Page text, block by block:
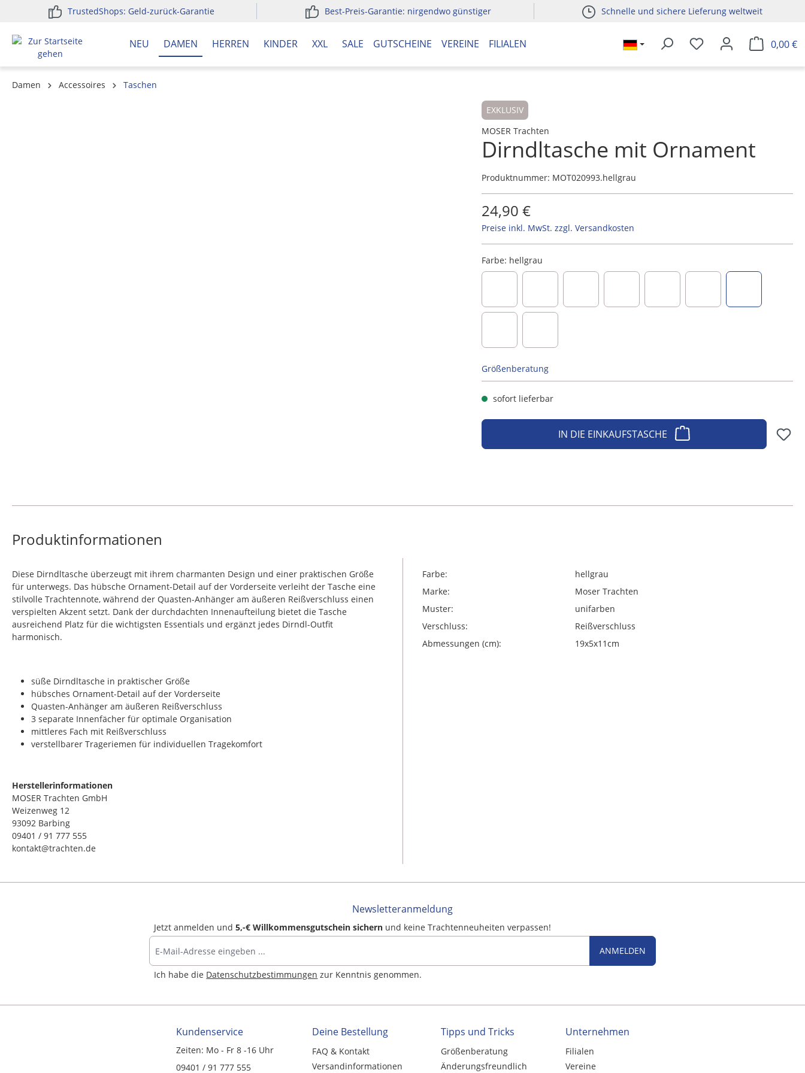
Zur Hauptnavigation springen
TrustedShops: Geld-zurück-Garantie Best-Preis-Garantie: nirgendwo günstiger Schnelle und sichere Lieferung weltweit
NEU DAMEN HERREN KINDER XXL SALE GUTSCHEINE VEREINE FILIALEN 0,00 €
Damen Accessoires
Taschen
EXKLUSIV
MOSER Trachten
Dirndltasche mit Ornament
Produktnummer: MOT020993.hellgrau
24,90 €
Preise inkl. MwSt. zzgl. Versandkosten
Farbe: hellgrau
Größenberatung
sofort lieferbar
IN DIE EINKAUFSTASCHE
Produktinformationen
Diese Dirndltasche überzeugt mit ihrem charmanten Design und einer praktischen Größe
für unterwegs. Das hübsche Ornament-Detail auf der Vorderseite verleiht der Tasche eine
stilvolle Trachtennote, während der Quasten-Anhänger am äußeren Reißverschluss einen
verspielten Akzent setzt. Dank der durchdachten Innenaufteilung bietet die Tasche
ausreichend Platz für die wichtigsten Essentials und ergänzt jedes Dirndl-Outfit
harmonisch.
süße Dirndltasche in praktischer Größe
hübsches Ornament-Detail auf der Vorderseite
Quasten-Anhänger am äußeren Reißverschluss
3 separate Innenfächer für optimale Organisation
mittleres Fach mit Reißverschluss
verstellbarer Trageriemen für individuellen Tragekomfort
Herstellerinformationen
MOSER Trachten GmbH
Weizenweg 12
93092 Barbing
09401 / 91 777 555
kontakt@trachten.de
Farbe:
hellgrau
Marke:
Moser Trachten
Muster:
unifarben
Verschluss:
Reißverschluss
Abmessungen (cm):
19x5x11cm
Newsletteranmeldung
Jetzt anmelden und5,-€ Willkommensgutschein sichern und keine Trachtenneuheiten verpassen!
ANMELDEN
Ich habe die Datenschutzbestimmungen zur Kenntnis genommen.
Kundenservice
Zeiten: Mo - Fr 8 -16 Uhr
09401 / 91 777 555
Deine Bestellung
FAQ & Kontakt
Versandinformationen
Tipps und Tricks
Größenberatung
Änderungsfreundlich
Unternehmen
Filialen
Vereine